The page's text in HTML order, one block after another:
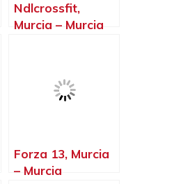
Ndlcrossfit,
Murcia – Murcia
Forza 13, Murcia
– Murcia